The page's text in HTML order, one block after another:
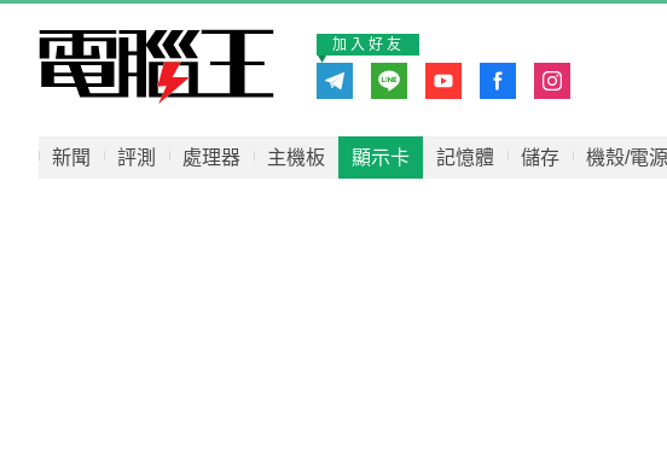
加入好友
新聞 評測 處理器 主機板 顯示卡 記憶體 儲存 機殼/電源